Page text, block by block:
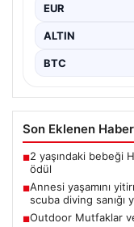
EUR
ALTIN
BTC
Son Eklenen
■2 yaşındaki bebeği
ödül
■Annesi yaşamını
scuba diving sanığı
■Outdoor Mutfaklar